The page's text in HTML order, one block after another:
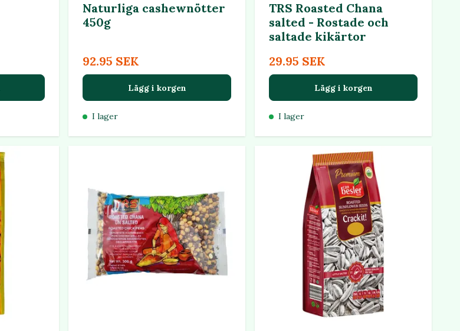
Naturliga cashewnötter
450g
92.95 SEK
Lägg i korgen
I lager
TRS Roasted Chana
salted - Rostade och
saltade kikärtor
29.95 SEK
Lägg i korgen
I lager